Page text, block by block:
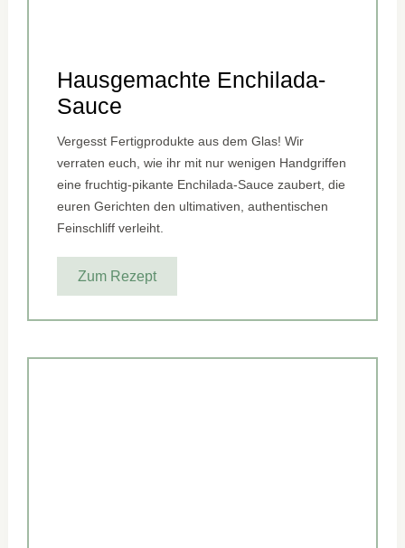
Hausgemachte Enchilada-
Sauce
Vergesst Fertigprodukte aus dem Glas! Wir
verraten euch, wie ihr mit nur wenigen Handgriffen
eine fruchtig-pikante Enchilada-Sauce zaubert, die
euren Gerichten den ultimativen, authentischen
Feinschliff verleiht.
Zum Rezept